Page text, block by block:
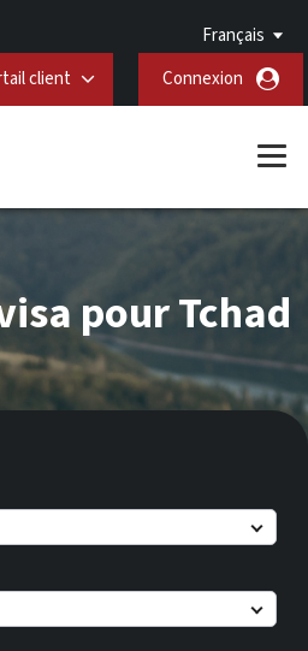
Français
client
Connexion
pour Tchad